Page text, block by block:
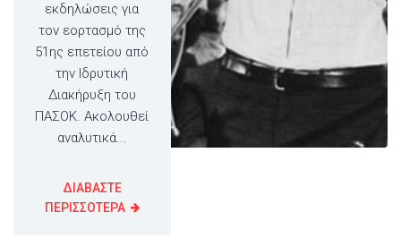
εκδηλώσεις για
τον εορτασμό της
51ης επετείου από
την Ιδρυτική
Διακήρυξη του
ΠΑΣΟΚ. Ακολουθεί
αναλυτικά...
ΔΙΑΒΑΣΤΕ
ΠΕΡΙΣΣΟΤΕΡΑ